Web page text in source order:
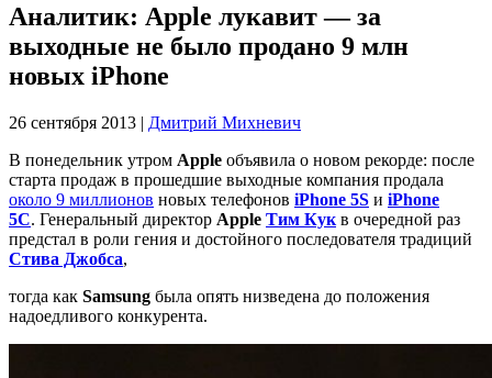
Аналитик: Apple лукавит — за
выходные не было продано 9 млн
новых iPhone
26 сентября 2013 | Дмитрий Михневич
В понедельник утром Apple объявила о новом рекорде: после
старта продаж в прошедшие выходные компания продала
около 9 миллионов новых телефонов iPhone 5S и iPhone
5C. Генеральный директор Apple Тим Кук в очередной раз
предстал в роли гения и достойного последователя традиций
Стива Джобса,
тогда как Samsung была опять низведена до положения
надоедливого конкурента.